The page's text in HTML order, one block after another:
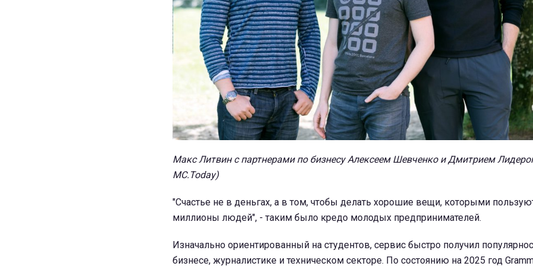
Макс Литвин с партнерами по бизнесу Алексеем Шевченко и Дмитрием
MC.Today)
"Счастье не в деньгах, а в том, чтобы делать хорошие вещи, которыми
миллионы людей", - таким было кредо молодых предпринимателей.
Изначально ориентированный на студентов, сервис быстро получил
бизнесе, журналистике и техническом секторе. По состоянию на 2025 год